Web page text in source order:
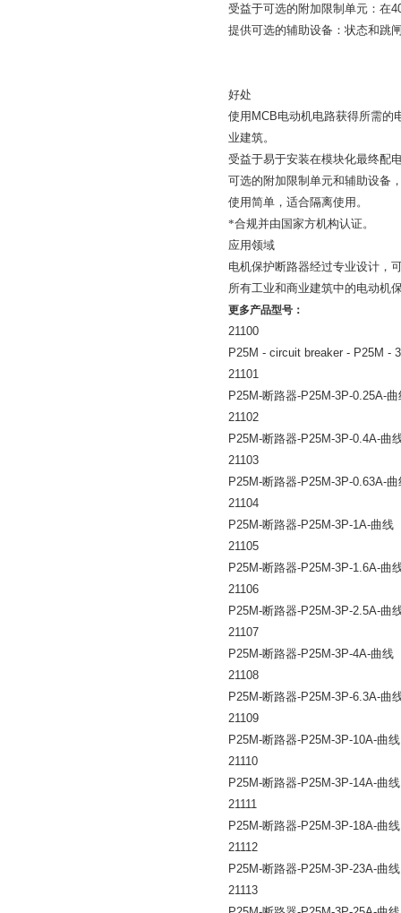
受益于可选的附加限制单元：在
提供可选的辅助设备：状态和跳
好处
使用 MCB电动机电路获得所需的
业建筑。
受益于易于安装在模块化最终配
可选的附加限制单元和辅助设备
使用简单，适合隔离使用。
*合规并由国家方机构认证。
应用领域
电机保护断路器经过专业设计，
所有工业和商业建筑中的电动机
更多产品型号：
21100
P25M - circuit breaker - P25M -
21101
P25M-断路器-P25M-3P-0.25A-曲
21102
P25M-断路器-P25M-3P-0.4A-曲
21103
P25M-断路器-P25M-3P-0.63A-曲
21104
P25M-断路器-P25M-3P-1A-曲线
21105
P25M-断路器-P25M-3P-1.6A-曲
21106
P25M-断路器-P25M-3P-2.5A-曲
21107
P25M-断路器-P25M-3P-4A-曲线
21108
P25M-断路器-P25M-3P-6.3A-曲
21109
P25M-断路器-P25M-3P-10A-曲线
21110
P25M-断路器-P25M-3P-14A-曲线
21111
P25M-断路器-P25M-3P-18A-曲线
21112
P25M-断路器-P25M-3P-23A-曲线
21113